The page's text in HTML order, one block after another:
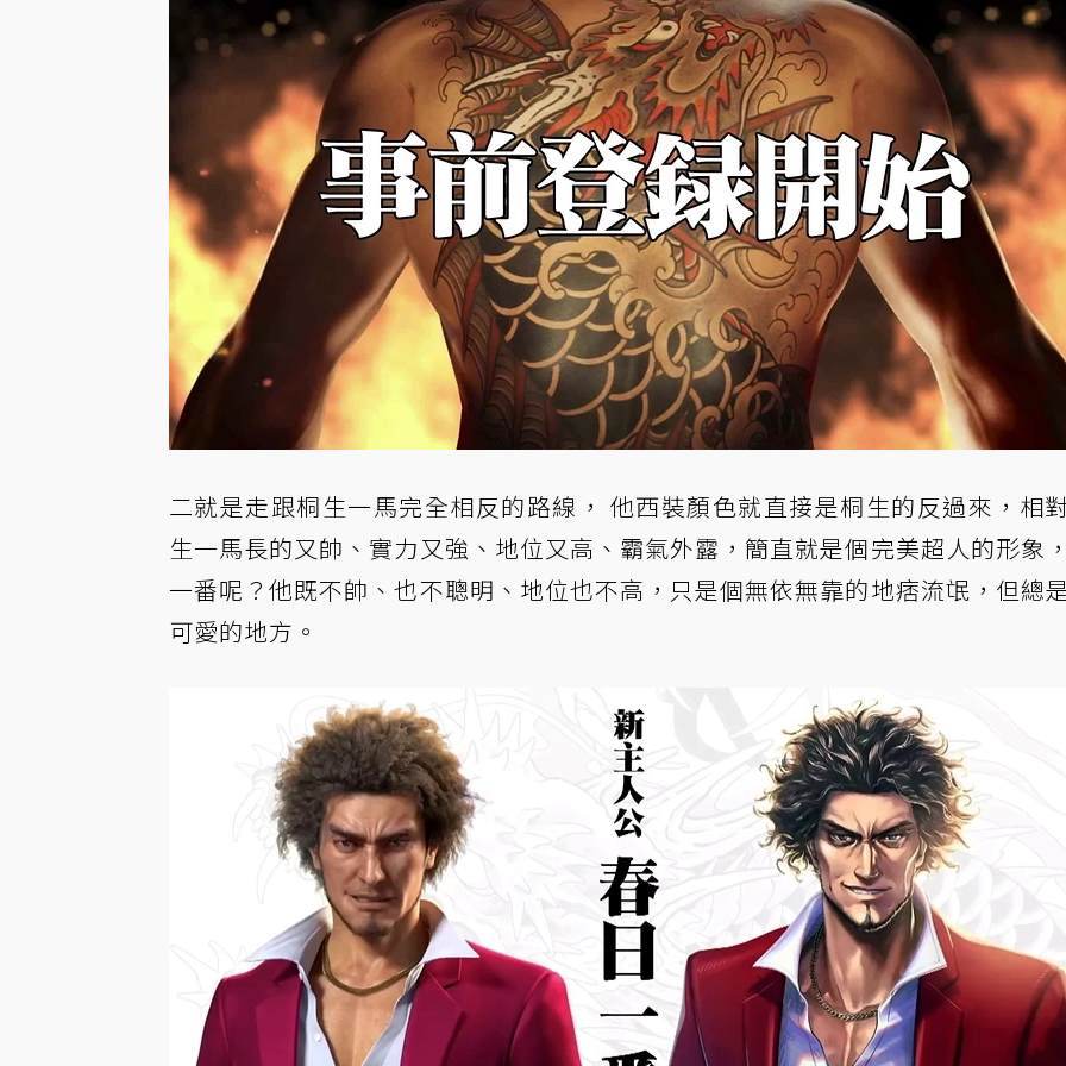
二就是走跟桐生一馬完全相反的路線， 他西裝顏色就直接是桐生的反過來，相
生一馬長的又帥、實力又強、地位又高、霸氣外露，簡直就是個完美超人的形象
一番呢？他既不帥、也不聰明、地位也不高，只是個無依無靠的地痞流氓，但總
可愛的地方。